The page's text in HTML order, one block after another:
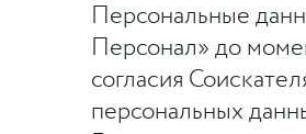
Персональные
Персонал» до
согласия
персональных